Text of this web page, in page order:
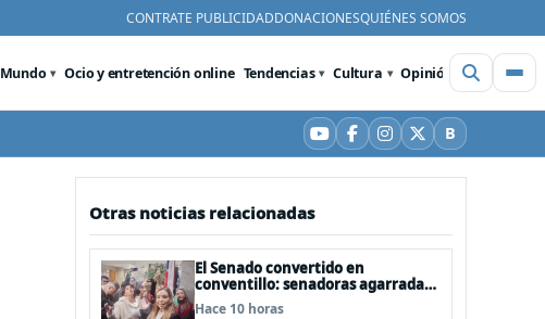
CONTRATE PUBLICIDADDONACIONESQUIÉNES SOMOS
Mundo Ocio y entretención online Tendencias Cultura Opinión Videos
YouTube
Facebook
Instagram
X BBluesky
Otras noticias relacionadas
El Senado convertido en
conventillo: senadoras agarradas
de las mechas
Hace 10 horas